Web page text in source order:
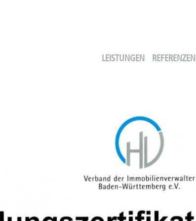
LEISTUNGEN REFERENZEN